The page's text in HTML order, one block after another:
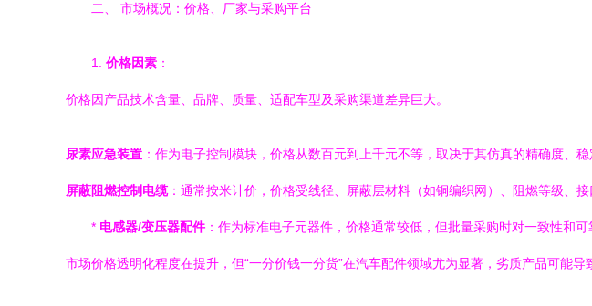
二、 市场概况：价格、厂家与采购平台
1. 价格因素 ：
价格因产品技术含量、品牌、质量、适配车型及采购渠道差异巨大。
尿素应急装置 ：作为电子控制模块，价格从数百元到上千元不等，取决于其仿真的精确度、稳
屏蔽阻燃控制电缆：通常按米计价，价格受线径、屏蔽层材料（如铜编织网）、阻燃等级、接
* 电感器/变压器配件：作为标准电子元器件，价格通常较低，但批量采购时对一致性和可
市场价格透明化程度在提升，但“一分价钱一分货”在汽车配件领域尤为显著，劣质产品可能导